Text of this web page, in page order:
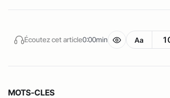
Écoutez cet article0:00min Aa
MOTS-CLES